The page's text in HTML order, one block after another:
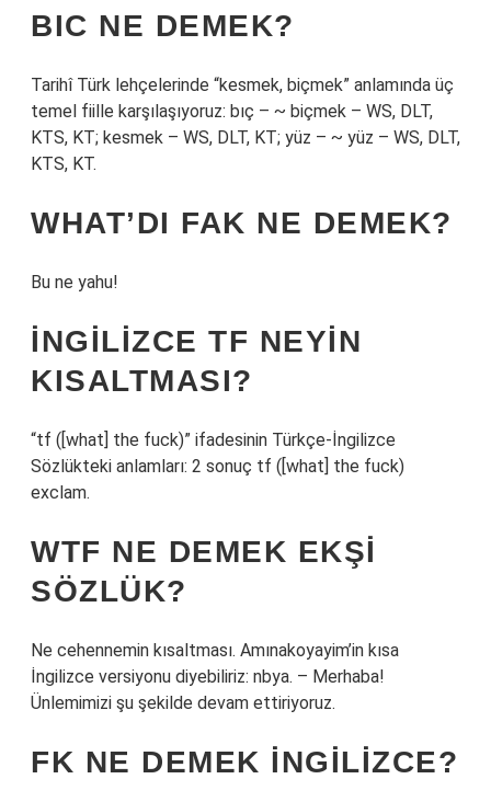
BIC NE DEMEK?
Tarihî Türk lehçelerinde “kesmek, biçmek” anlamında üç
temel fiille karşılaşıyoruz: bıç – ~ biçmek – WS, DLT,
KTS, KT; kesmek – WS, DLT, KT; yüz – ~ yüz – WS, DLT,
KTS, KT.
WHAT’DI FAK NE DEMEK?
Bu ne yahu!
İNGILIZCE TF NEYIN
KISALTMASI?
“tf ([what] the fuck)” ifadesinin Türkçe-İngilizce
Sözlükteki anlamları: 2 sonuç tf ([what] the fuck)
exclam.
WTF NE DEMEK EKŞI
SÖZLÜK?
Ne cehennemin kısaltması. Amınakoyayim’in kısa
İngilizce versiyonu diyebiliriz: nbya. – Merhaba!
Ünlemimizi şu şekilde devam ettiriyoruz.
FK NE DEMEK İNGILIZCE?